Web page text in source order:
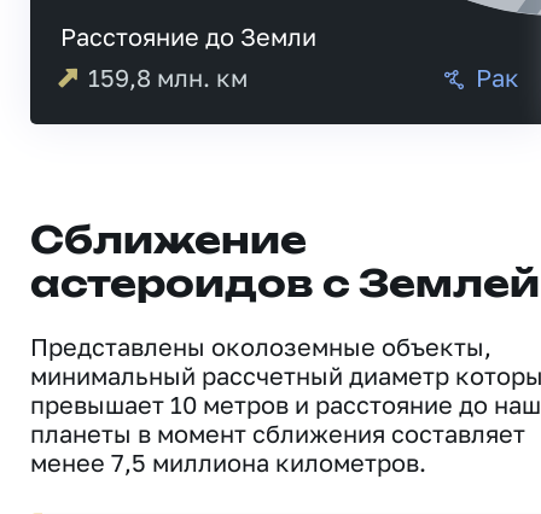
Расстояние до Земли
159,8 млн. км Рак
Сближение
астероидов с Землей
Представлены околоземные объекты,
минимальный рассчетный диаметр
превышает 10 метров и расстояние до
планеты в момент сближения составляет
менее 7,5 миллиона километров.